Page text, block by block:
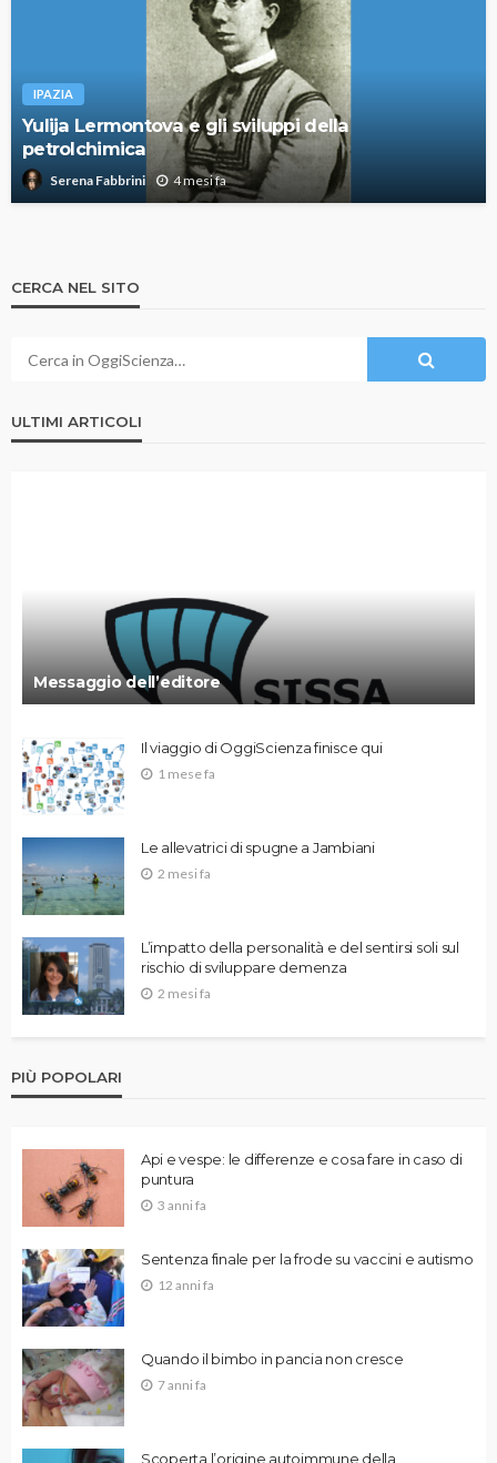
IPAZIA
Yulija Lermontova e gli sviluppi della
petrolchimica
Serena Fabbrini 4 mesi fa
CERCA NEL SITO
ULTIMI ARTICOLI
Messaggio dell’editore
Il viaggio di OggiScienza finisce qui
1 mese fa
Le allevatrici di spugne a Jambiani
2 mesi fa
L’impatto della personalità e del sentirsi soli sul
rischio di sviluppare demenza
2 mesi fa
PIÙ POPOLARI
Api e vespe: le differenze e cosa fare in caso di
puntura
3 anni fa
Sentenza finale per la frode su vaccini e autismo
12 anni fa
Quando il bimbo in pancia non cresce
7 anni fa
Scoperta l’origine autoimmune della